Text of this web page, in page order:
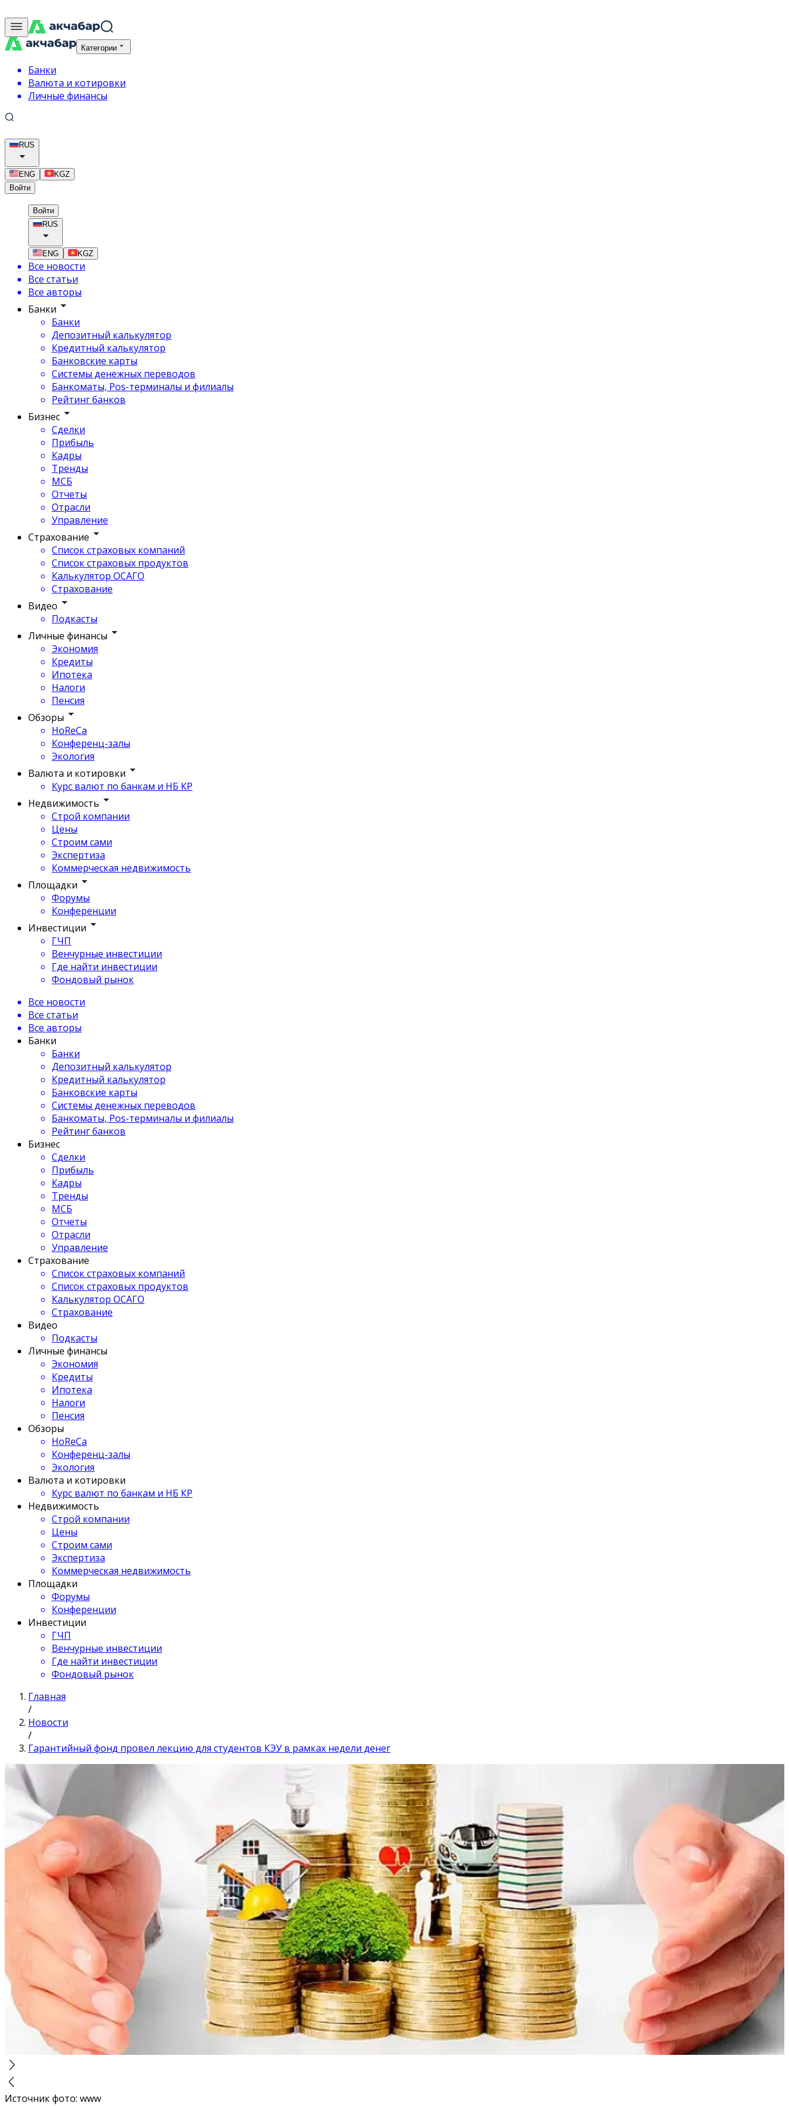
Категории
Банки
Валюта и котировки
Личные финансы
RUS
ENG
KGZ
Войти
Войти
RUS
ENG KGZ
Все новости
Все статьи
Все авторы
Банки
Банки
Депозитный калькулятор
Кредитный калькулятор
Банковские карты
Системы денежных переводов
Банкоматы, Pos-терминалы и филиалы
Рейтинг банков
Бизнес
Сделки
Прибыль
Кадры
Тренды
МСБ
Отчеты
Отрасли
Управление
Страхование
Список страховых компаний
Список страховых продуктов
Калькулятор ОСАГО
Страхование
Видео
Подкасты
Личные финансы
Экономия
Кредиты
Ипотека
Налоги
Пенсия
Обзоры
HoReCa
Конференц-залы
Экология
Валюта и котировки
Курс валют по банкам и НБ КР
Недвижимость
Строй компании
Цены
Строим сами
Экспертиза
Коммерческая недвижимость
Площадки
Форумы
Конференции
Инвестиции
ГЧП
Венчурные инвестиции
Где найти инвестиции
Фондовый рынок
Все новости
Все статьи
Все авторы
Банки
Банки
Депозитный калькулятор
Кредитный калькулятор
Банковские карты
Системы денежных переводов
Банкоматы, Pos-терминалы и филиалы
Рейтинг банков
Бизнес
Сделки
Прибыль
Кадры
Тренды
МСБ
Отчеты
Отрасли
Управление
Страхование
Список страховых компаний
Список страховых продуктов
Калькулятор ОСАГО
Страхование
Видео
Подкасты
Личные финансы
Экономия
Кредиты
Ипотека
Налоги
Пенсия
Обзоры
HoReCa
Конференц-залы
Экология
Валюта и котировки
Курс валют по банкам и НБ КР
Недвижимость
Строй компании
Цены
Строим сами
Экспертиза
Коммерческая недвижимость
Площадки
Форумы
Конференции
Инвестиции
ГЧП
Венчурные инвестиции
Где найти инвестиции
Фондовый рынок
Главная
/
Новости
/
Гарантийный фонд провел лекцию для студентов КЭУ в рамках недели денег
Источник фото: www